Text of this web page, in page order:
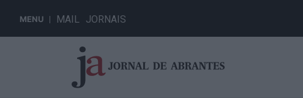
MENU MAIL JORNAIS